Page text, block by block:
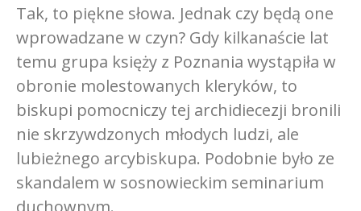
Tak, to piękne słowa. Jednak czy będą one
wprowadzane w czyn? Gdy kilkanaście lat
temu grupa księży z Poznania wystąpiła w
obronie molestowanych kleryków, to
biskupi pomocniczy tej archidiecezji bronili
nie skrzywdzonych młodych ludzi, ale
lubieżnego arcybiskupa. Podobnie było ze
skandalem w sosnowieckim seminarium
duchownym.